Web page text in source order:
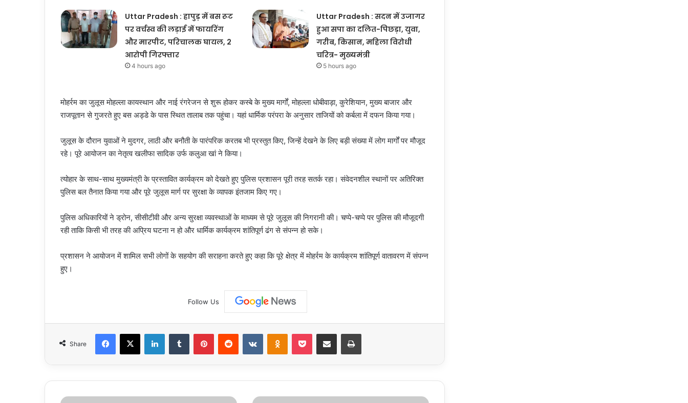
Uttar Pradesh : हापुड़ में बस रूट
पर वर्चस्व की लड़ाई में फायरिंग
और मारपीट, परिचालक घायल, 2
आरोपी गिरफ्तार
4 hours ago
Uttar Pradesh : सदन में उजागर
हुआ सपा का दलित-पिछड़ा, युवा,
गरीब, किसान, महिला विरोधी
चरित्र- मुख्यमंत्री
5 hours ago
मोहर्रम का जुलूस मोहल्ला कायस्थान और नाई रंगरेजन से शुरू होकर कस्बे के मुख्य मार्गों, मोहल्ला धोबीवाड़ा, कुरेशियान, मुख्य बाजार और
राजपूतान से गुजरते हुए बस अड्डे के पास स्थित तालाब तक पहुंचा। यहां धार्मिक परंपरा के अनुसार ताजियों को कर्बला में दफन किया गया।
जुलूस के दौरान युवाओं ने मुदगर, लाठी और बनौती के पारंपरिक करतब भी प्रस्तुत किए, जिन्हें देखने के लिए बड़ी संख्या में लोग मार्गों पर मौजूद
रहे। पूरे आयोजन का नेतृत्व खलीफा सादिक उर्फ कलुआ खां ने किया।
त्योहार के साथ-साथ मुख्यमंत्री के प्रस्तावित कार्यक्रम को देखते हुए पुलिस प्रशासन पूरी तरह सतर्क रहा। संवेदनशील स्थानों पर अतिरिक्त
पुलिस बल तैनात किया गया और पूरे जुलूस मार्ग पर सुरक्षा के व्यापक इंतजाम किए गए।
पुलिस अधिकारियों ने ड्रोन, सीसीटीवी और अन्य सुरक्षा व्यवस्थाओं के माध्यम से पूरे जुलूस की निगरानी की। चप्पे-चप्पे पर पुलिस की मौजूदगी
रही ताकि किसी भी तरह की अप्रिय घटना न हो और धार्मिक कार्यक्रम शांतिपूर्ण ढंग से संपन्न हो सके।
प्रशासन ने आयोजन में शामिल सभी लोगों के सहयोग की सराहना करते हुए कहा कि पूरे क्षेत्र में मोहर्रम के कार्यक्रम शांतिपूर्ण वातावरण में संपन्न
हुए।
Follow Us
Share
Facebook
X LinkedInTumblr PinterestReddit VKontakteOdnoklassniki
Pocket Share via Email Print
Greater
Waterlogging: